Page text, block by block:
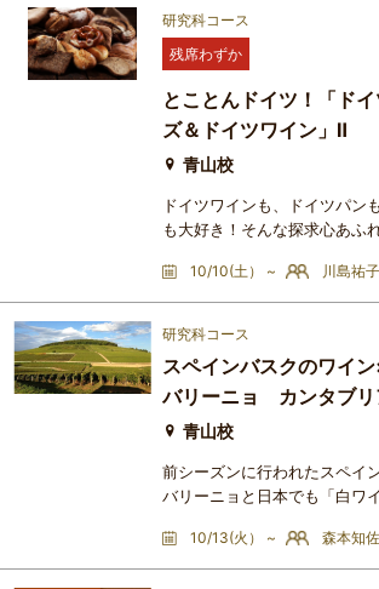
く存在します。本講座では、
ヴェニア、チェコ、スロヴァ
ア、ブルガリアの6カ国から厳
の土地が育む泡の個性をご紹
研究科コース
残席わずか
とことんドイツ！「ド
ズ＆ドイツワイン」Ⅱ
青山校
ドイツワインも、ドイツパン
も大好き！そんな探求心あふ
好評をいただいている大人気
イツ！ドイツパン」の第3弾
す！皆さまは、世界で最もパ
グルテンフリーのライ麦パン
なフォルコンブロート、酸味
パン、そして一度食べると
10/10(土） ~ 川島祐子
研究科コース
スペインバスクのワイ
バリーニョ カンタブリ
高級アンチョビと共に
青山校
前シーズンに行われたスペイ
バリーニョと日本でも「白ワ
ニョ対決講座ですが、盛況に
した。今回も、スペインの食
10/13(火） ~ 森本知